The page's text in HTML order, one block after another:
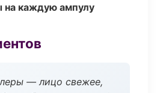
на каждую ампулу
— лицо свежее,